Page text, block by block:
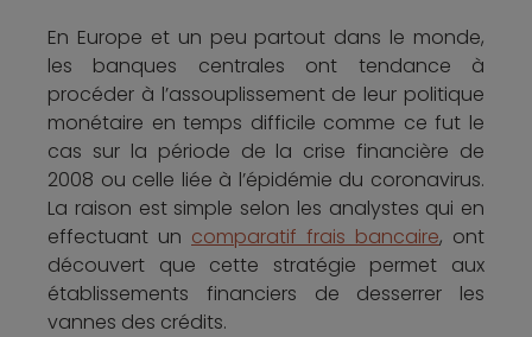
En Europe et un peu partout dans le monde,
les banques centrales ont tendance à
procéder à l’assouplissement de leur politique
monétaire en temps difficile comme ce fut le
cas sur la période de la crise financière de
2008 ou celle liée à l’épidémie du coronavirus.
La raison est simple selon les analystes qui en
effectuant un comparatif frais bancaire, ont
découvert que cette stratégie permet aux
établissements financiers de desserrer les
vannes des crédits.